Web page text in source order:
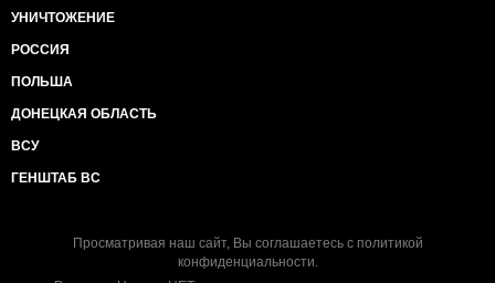
УНИЧТОЖЕНИЕ
РОССИЯ
ПОЛЬША
ДОНЕЦКАЯ ОБЛАСТЬ
ВСУ
ГЕНШТАБ ВС
Просматривая наш сайт, Вы соглашаетесь с политикой
конфиденциальности.